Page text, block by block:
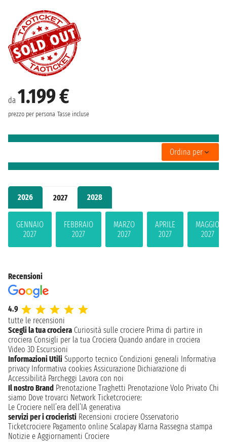
2026 2027 2028
GENNAIO
2027
FEBBRAIO
2027
MARZO
2027
APRILE
2027
MAGGIO
2027
da 1.199 €
prezzo per persona Tasse incluse
Ordina per
Recensioni
4.9
tutte le recensioni
Scegli la tua crociera Curiosità sulle crociere Prima di partire in
crociera Consigli per la tua Crociera Quando andare in crociera
Video 3D Escursioni
Informazioni Utili Supporto tecnico Condizioni generali Informativa
privacy Informativa cookies Assicurazione Dichiarazione di
Accessibilità Parcheggi Lavora con noi
Il nostro Brand Prenotazione Traghetti Prenotazione Volo Privato Chi
siamo Dove trovarci Network Ticketcrociere:
Le Crociere nell’era dell’IA generativa
servizi per i crocieristi Recensioni crociere Osservatorio
Ticketcrociere Pagamento online Scalapay Klarna Rassegna stampa
Notizie e Aggiornamenti Crociere